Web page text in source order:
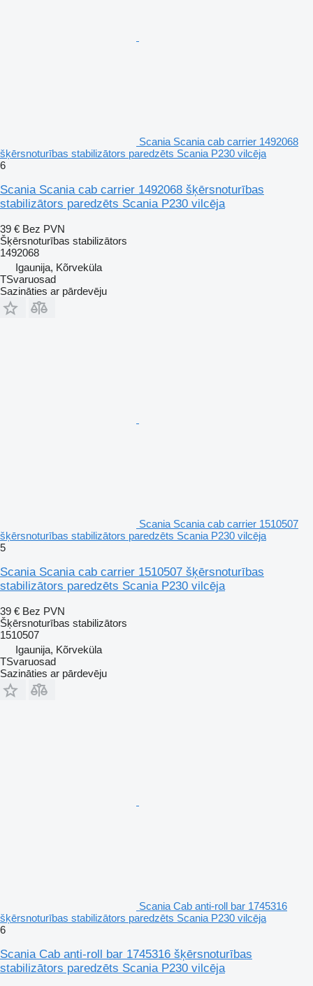
Scania Scania cab carrier 1492068
šķērsnoturības stabilizātors paredzēts Scania P230 vilcēja
6
Scania Scania cab carrier 1492068 šķērsnoturības
stabilizātors paredzēts Scania P230 vilcēja
39 € Bez PVN
Šķērsnoturības stabilizātors
1492068
Igaunija, Kõrveküla
TSvaruosad
Sazināties ar pārdevēju
Scania Scania cab carrier 1510507
šķērsnoturības stabilizātors paredzēts Scania P230 vilcēja
5
Scania Scania cab carrier 1510507 šķērsnoturības
stabilizātors paredzēts Scania P230 vilcēja
39 € Bez PVN
Šķērsnoturības stabilizātors
1510507
Igaunija, Kõrveküla
TSvaruosad
Sazināties ar pārdevēju
Scania Cab anti-roll bar 1745316
šķērsnoturības stabilizātors paredzēts Scania P230 vilcēja
6
Scania Cab anti-roll bar 1745316 šķērsnoturības
stabilizātors paredzēts Scania P230 vilcēja